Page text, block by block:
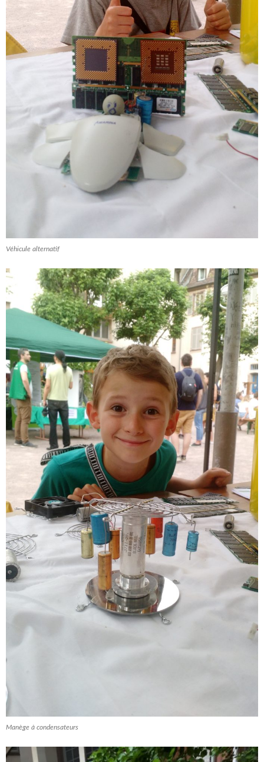
Véhicule alternatif
Manège à condensateurs